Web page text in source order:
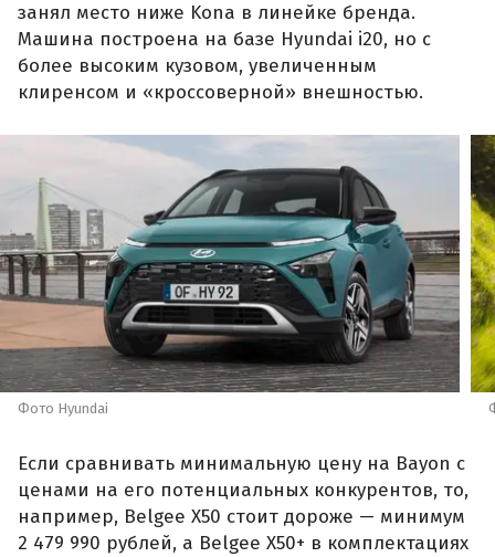
занял место ниже Kona в линейке бренда.
Машина построена на базе Hyundai i20, но с
более высоким кузовом, увеличенным
клиренсом и «кроссоверной» внешностью.
Фото Hyundai
Если сравнивать минимальную цену на Bayon с
ценами на его потенциальных конкурентов, то,
например, Belgee X50 стоит дороже — минимум
2 479 990 рублей, а Belgee X50+ в комплектациях